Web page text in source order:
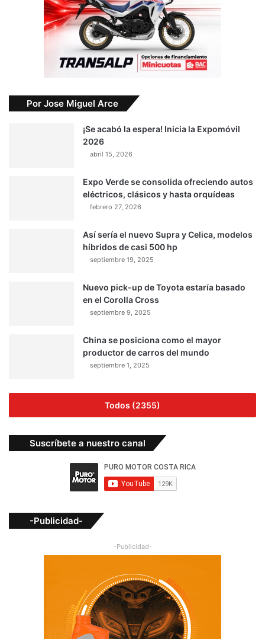
Por Jose Miguel Arce
¡Se acabó la espera! Inicia la Expomóvil
2026
abril 15, 2026
Expo Verde se consolida ofreciendo autos
eléctricos, clásicos y hasta orquídeas
febrero 27, 2026
Así sería el nuevo Supra y Celica, modelos
híbridos de casi 500 hp
septiembre 19, 2025
Nuevo pick-up de Toyota estaría basado
en el Corolla Cross
septiembre 9, 2025
China se posiciona como el mayor
productor de carros del mundo
septiembre 1, 2025
Todos (2355)
Suscríbete a nuestro canal
-Publicidad-
-Publicidad-